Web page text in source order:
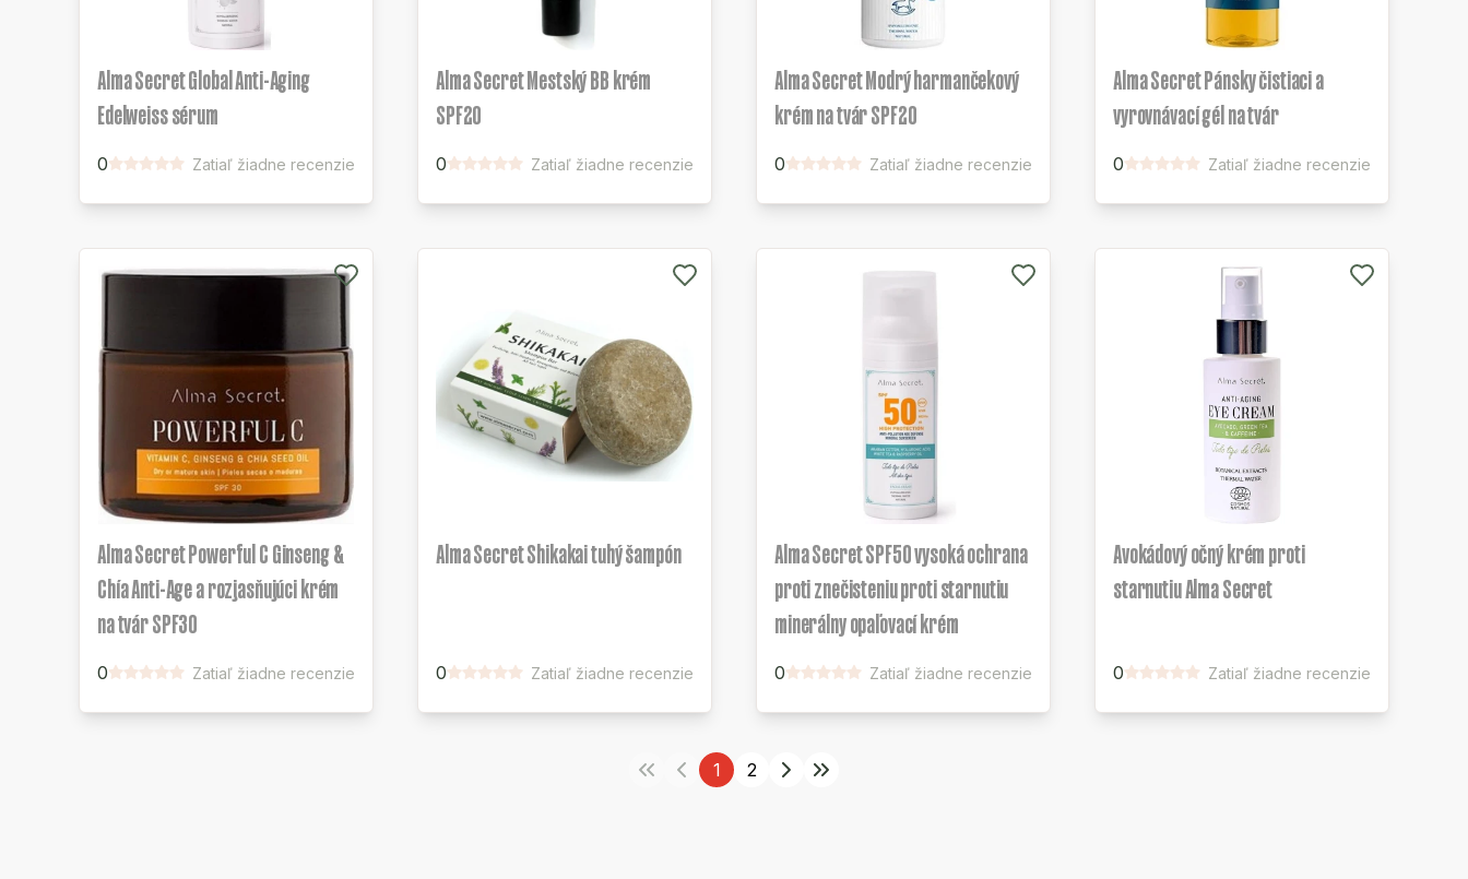
Alma Secret Global Anti-Aging
Edelweiss sérum
0 Zatiaľ žiadne recenzie
Alma Secret Mestský BB krém
SPF20
0 Zatiaľ žiadne recenzie
Alma Secret Modrý harmančekový
krém na tvár SPF20
0 Zatiaľ žiadne recenzie
Alma Secret Pánsky čistiaci a
vyrovnávací gél na tvár
0 Zatiaľ žiadne recenzie
Alma Secret Powerful C Ginseng &
Chía Anti-Age a rozjasňujúci krém
na tvár SPF30
0 Zatiaľ žiadne recenzie
Alma Secret Shikakai tuhý šampón
0 Zatiaľ žiadne recenzie
Alma Secret SPF50 vysoká ochrana
proti znečisteniu proti starnutiu
minerálny opaľovací krém
0 Zatiaľ žiadne recenzie
Avokádový očný krém proti
starnutiu Alma Secret
0 Zatiaľ žiadne recenzie
1 2